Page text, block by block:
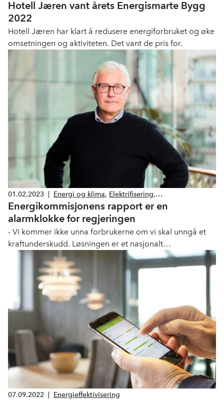
Hotell Jæren vant årets Energismarte Bygg
2022
Hotell Jæren har klart å redusere energiforbruket og øke
omsetningen og aktiviteten. Det vant de pris for.
01.02.2023 Energi og klima, Elektrifisering,
Energieffektivisering,Solstrøm
Energikommisjonens rapport er en
alarmklokke for regjeringen
- Vi kommer ikke unna forbrukerne om vi skal unngå et
kraftunderskudd. Løsningen er et nasjonalt
energieffektiviseringsløft i bygg, samt å satse mer på
varmepumper og solceller, sier Tore Strandskog i Nelfo.
07.09.2022 Energieffektivisering